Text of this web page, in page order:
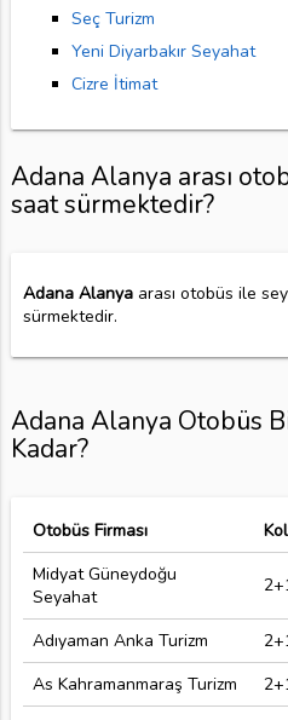
Seç Turizm
Yeni Diyarbakır Seyahat
Cizre İtimat
Adana Alanya arası
saat sürmektedir?
Adana Alanyaarası otobüs ile
sürmektedir.
Adana Alanya Otobüs
Kadar?
Otobüs Firması
Midyat Güneydoğu
Seyahat
Adıyaman Anka Turizm
As Kahramanmaraş Turizm